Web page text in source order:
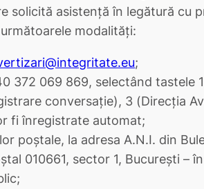
solicită asistență în legătură cu
modalități:
;
372 069 869, selectând tastele
conversație), 3 (Direcția
fi înregistrate automat;
poștale, la adresa A.N.I. din
010661, sector 1, București –